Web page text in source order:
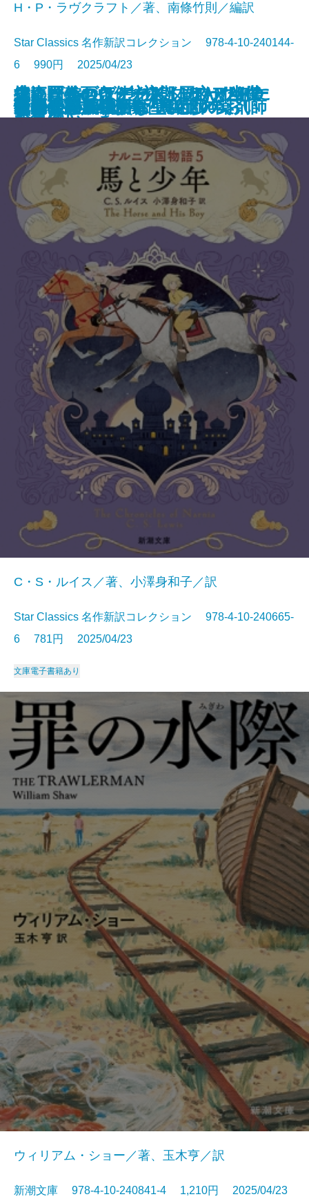
ナルニア国物語6 魔術師のおい
ゆるやかに生贄は
町内会死者蘇生事件
荒地の家族
鬼にきんつば─坊主と同心、幽世
しらべ─
大江戸春画ウォーズ UTAMARO
伝
編めば編むほどわたしはわたしに
なっていった
捜査圏外の条件─初期ミステリ傑
作集(三)─
夏日狂想
チャールズ・デクスター・ウォー
ド事件
H・P・ラヴクラフト／著、南條竹則／編訳
Star Classics 名作新訳コレクション 978-4-10-240144-
6 990円 2025/04/23
文庫電子書籍あり
ナルニア国物語5 馬と少年
C・S・ルイス／著、小澤身和子／訳
Star Classics 名作新訳コレクション 978-4-10-240665-
6 781円 2025/04/23
文庫電子書籍あり
罪の水際
ウィリアム・ショー／著、玉木亨／訳
新潮文庫 978-4-10-240841-4 1,210円 2025/04/23
あやかしの仇討ち 幽世の薬剤師
街とその不確かな壁〔上〕
街とその不確かな壁〔下〕
天路の旅人〔上〕
天路の旅人〔下〕
怪物
田沼と蔦重
ヤクザの子